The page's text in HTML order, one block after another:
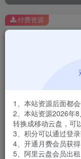
此内容为付费资源，请
免费
安装包大小
游戏本体大小
付费资源
1、本站资源后面都
2、本站资源2026年
转换成移动云盘，可
3、积分可以通过登
4、开通月费会员获
5、阿里云盘会员出